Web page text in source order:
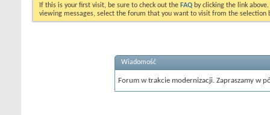
If this is your first visit, be sure to check out the FAQ by clicking the link
viewing messages, select the forum that you want to visit from the selection
Wiadomość
Forum w trakcie modernizacji. Zapraszamy w